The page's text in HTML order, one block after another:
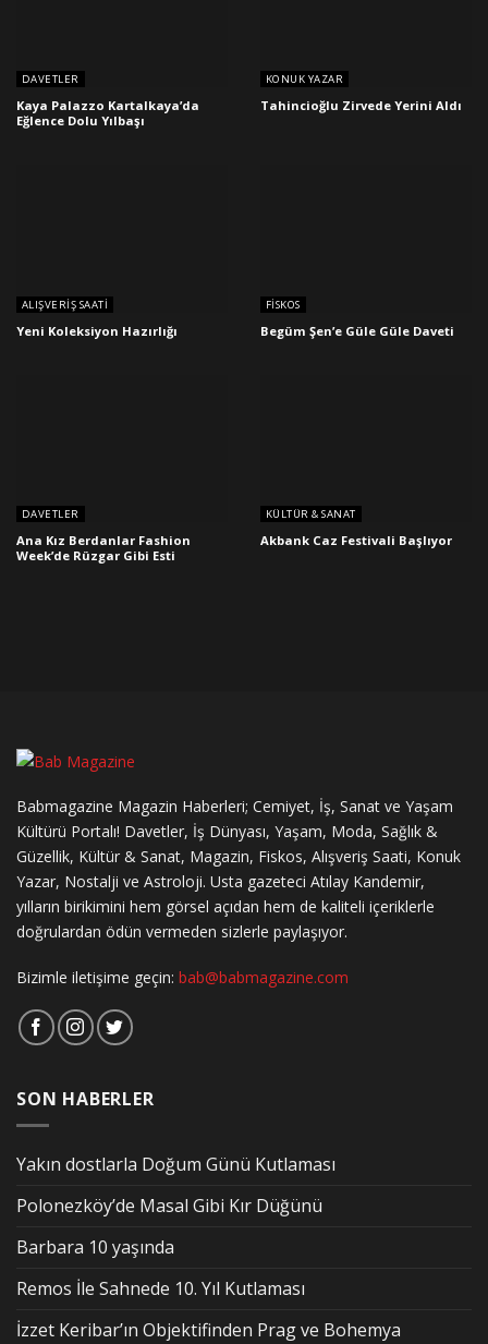
DAVETLER
Kaya Palazzo Kartalkaya’da
Eğlence Dolu Yılbaşı
KONUK YAZAR
Tahincioğlu Zirvede Yerini Aldı
ALIŞVERIŞ SAATI
Yeni Koleksiyon Hazırlığı
FISKOS
Begüm Şen’e Güle Güle Daveti
DAVETLER
Ana Kız Berdanlar Fashion
Week’de Rüzgar Gibi Esti
KÜLTÜR & SANAT
Akbank Caz Festivali Başlıyor
Babmagazine Magazin Haberleri; Cemiyet, İş, Sanat ve Yaşam
Kültürü Portalı! Davetler, İş Dünyası, Yaşam, Moda, Sağlık &
Güzellik, Kültür & Sanat, Magazin, Fiskos, Alışveriş Saati, Konuk
Yazar, Nostalji ve Astroloji. Usta gazeteci Atılay Kandemir,
yılların birikimini hem görsel açıdan hem de kaliteli içeriklerle
doğrulardan ödün vermeden sizlerle paylaşıyor.
Bizimle iletişime geçin: bab@babmagazine.com
SON HABERLER
Yakın dostlarla Doğum Günü Kutlaması
Polonezköy’de Masal Gibi Kır Düğünü
Barbara 10 yaşında
Remos İle Sahnede 10. Yıl Kutlaması
İzzet Keribar’ın Objektifinden Prag ve Bohemya